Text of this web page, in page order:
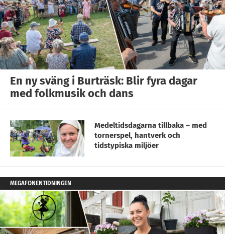
En ny sväng i Burträsk: Blir fyra dagar
med folkmusik och dans
Medeltidsdagarna tillbaka – med
tornerspel, hantverk och
tidstypiska miljöer
MEGAFONENTIDNINGEN